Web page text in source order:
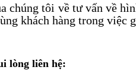
chúng tôi về tư vấn về
khách hàng trong
lòng liên hệ: